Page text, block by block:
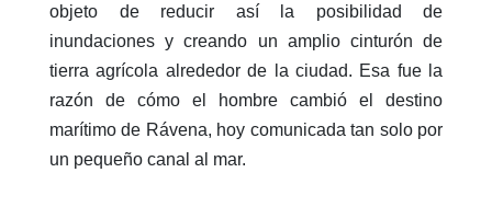
objeto de reducir así la posibilidad de
inundaciones y creando un amplio cinturón de
tierra agrícola alrededor de la ciudad. Esa fue la
razón de cómo el hombre cambió el destino
marítimo de Rávena, hoy comunicada tan solo por
un pequeño canal al mar.